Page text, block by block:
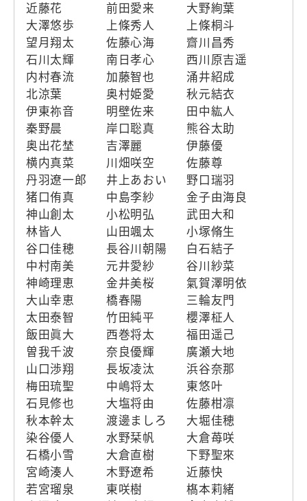
近藤花
前田愛来
大野絢葉
大澤悠歩
上條秀人
上條桐斗
望月翔太
佐藤心海
齋川昌秀
石川太輝
南日孝心
西川原吉遥
内村春流
加藤智也
涌井紹成
北涼葉
奥村姫愛
秋元結衣
伊東祢音
明壁佐来
田中紘人
秦野晨
岸口聡真
熊谷太助
奥出花埜
吉澤麗
伊藤優
横内真菜
川畑咲空
佐藤尊
丹羽遼一郎
井上あおい
野口瑞羽
猪口侑真
中島李紗
金子由海良
神山創太
小松明弘
武田大和
林皆人
山田颯太
小塚脩生
谷口佳穂
長谷川朝陽
白石結子
中村南美
元井愛紗
谷川紗菜
神崎理恵
金井美桜
氣賀澤明依
大山幸恵
橋春陽
三輪友門
太田泰智
竹田純平
櫻澤柾人
飯田眞大
西巻将太
福田遥己
曽我千波
奈良優輝
廣瀬大地
山口渉翔
長坂凌汰
浜谷奈那
梅田琉聖
中嶋将太
東悠叶
石見修也
大塩将由
佐藤柑凛
秋本幹太
渡邊ましろ
大堀佳穂
染谷優人
水野栞帆
大倉苺咲
石橋小雪
大倉直樹
下野聖來
宮崎湊人
木野遼希
近藤快
若宮瑠泉
東咲樹
𣘺本莉緒